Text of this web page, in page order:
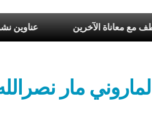
يبدأ بالتعاطف مع معاناة الآخرين
مار